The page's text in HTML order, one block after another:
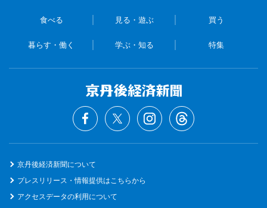
食べる 見る・遊ぶ 買う
暮らす・働く 学ぶ・知る 特集
京丹後経済新聞について
プレスリリース・情報提供はこちらから
アクセスデータの利用について